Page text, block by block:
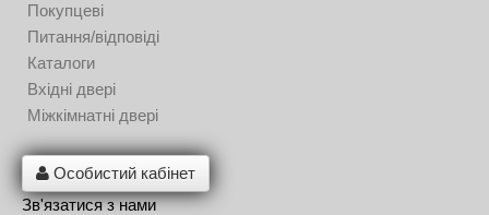
Покупцеві
Питання/відповіді
Каталоги
Вхідні двері
Міжкімнатні двері
Особистий кабінет
Зв'язатися з нами